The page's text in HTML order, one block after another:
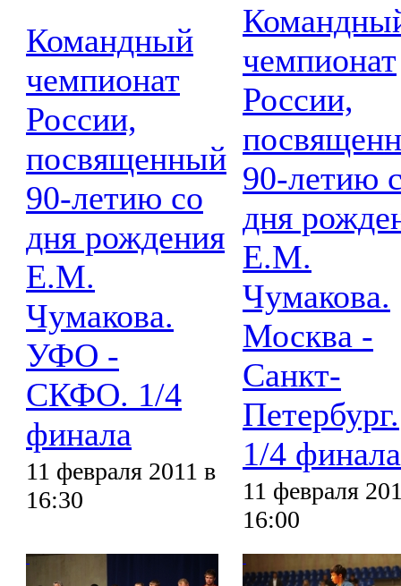
Командный
чемпионат
России,
посвященный
90-летию со
дня рождения
Е.М.
Чумакова.
УФО -
СКФО. 1/4
финала
11 февраля 2011 в
16:30
чемпионат
России,
90-летию
дня
Е.М.
Чумакова.
Москва -
Санкт-
Петербург.
1/4 финала
11 февраля
16:00